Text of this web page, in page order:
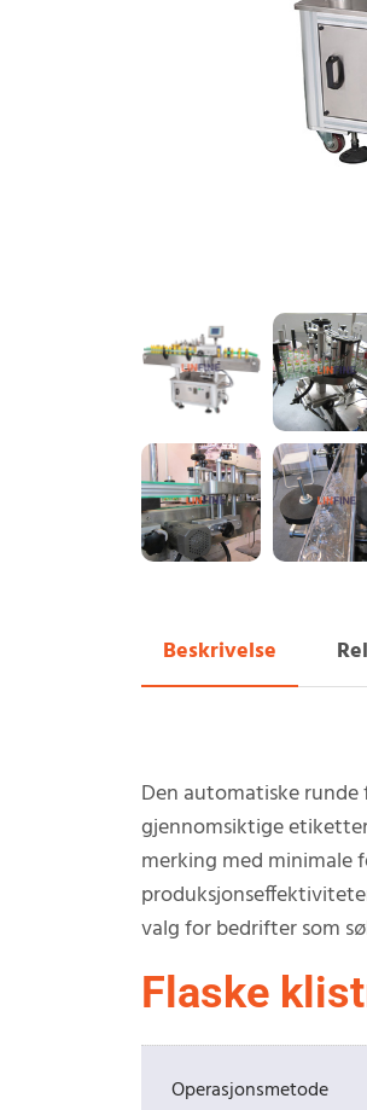
Beskrivelse
Den automatiske
gjennomsiktige
merking med minimale
valg for bedrifter som
Flaske
Operasjonsmetode